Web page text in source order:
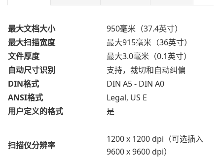
最大文档大小
950毫米（37.4英寸）
最大扫描宽度
最大915毫米（36英寸）
文件厚度
最大3.0毫米（0.1英寸）
自动尺寸识别
支持，裁切和自动纠偏
DIN格式
DIN A5 - DIN A0
ANSI格式
Legal, US E
用户定义的格式
是
扫描仪分辨率
1200 x 1200 dpi（可选插入
9600 x 9600 dpi）